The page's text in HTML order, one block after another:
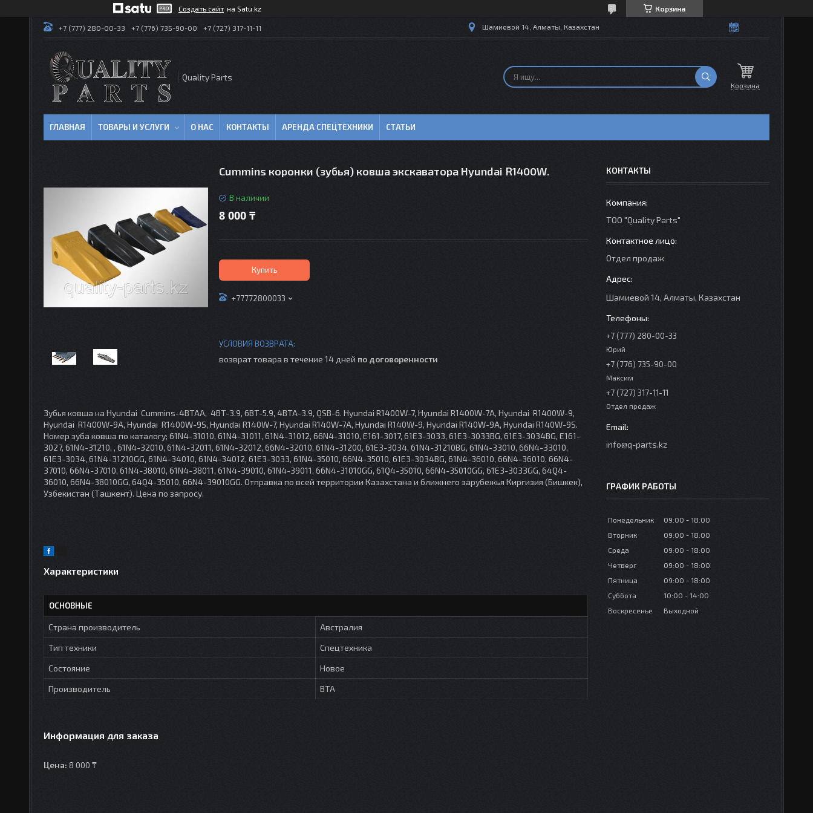
Создать сайт на Satu.kz Корзина
+7 (777) 280-00-33 +7 (776) 735-90-00 +7 (727) 317-11-11 Шамиевой 14, Алматы, Казахстан
Quality Parts
Корзина
ГЛАВНАЯ ТОВАРЫ И УСЛУГИ О НАС КОНТАКТЫ АРЕНДА СПЕЦТЕХНИКИ СТАТЬИ
Cummins коронки (зубья) ковша экскаватора Hyundai R1400W.
В наличии
8 000 ₸
Купить
+77772800033
возврат товара в течение 14 дней по договоренности
Зубья ковша на Hyundai Cummins-4BTAA, 4BT-3.9, 6BT-5.9, 4BTA-3.9, QSB-6. Hyundai R1400W-7, Hyundai R1400W-7A, Hyundai R1400W-9,
Hyundai R1400W-9A, Hyundai R1400W-9S, Hyundai R140W-7, Hyundai R140W-7A, Hyundai R140W-9, Hyundai R140W-9A, Hyundai R140W-9S.
Номер зуба ковша по каталогу; 61N4-31010, 61N4-31011, 61N4-31012, 66N4-31010, E161-3017, 61E3-3033, 61E3-3033BG, 61E3-3034BG, E161-
3027, 61N4-31210, , 61N4-32010, 61N4-32011, 61N4-32012, 66N4-32010, 61N4-31200, 61E3-3034, 61N4-31210BG, 61N4-33010, 66N4-33010,
61E3-3034, 61N4-31210GG, 61N4-34010, 61N4-34012, 61E3-3033, 61N4-35010, 66N4-35010, 61E3-3034BG, 61N4-36010, 66N4-36010, 66N4-
37010, 66N4-37010, 61N4-38010, 61N4-38011, 61N4-39010, 61N4-39011, 66N4-31010GG, 61Q4-35010, 66N4-35010GG, 61E3-3033GG, 64Q4-
36010, 66N4-38010GG, 64Q4-35010, 66N4-39010GG. Отправка по всей территории Казахстана и ближнего зарубежья Киргизия (Бишкек),
Узбекистан (Ташкент). Цена по запросу.
Характеристики
ОСНОВНЫЕ
Страна производитель
Австралия
Тип техники
Спецтехника
Состояние
Новое
Производитель
BTA
Информация для заказа
Цена: 8 000 ₸
КОНТАКТЫ
ТОО "Quality Parts"
Отдел продаж
Шамиевой 14, Алматы, Казахстан
+7 (777) 280-00-33
Юрий
+7 (776) 735-90-00
Максим
+7 (727) 317-11-11
Отдел продаж
info@q-parts.kz
ГРАФИК РАБОТЫ
Понедельник 09:00
18:00
Вторник
09:00
18:00
Среда
09:00
18:00
Четверг
09:00
18:00
Пятница
09:00
18:00
Суббота
10:00
14:00
Воскресенье
Выходной